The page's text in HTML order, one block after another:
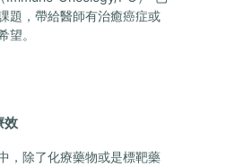
題，帶給醫師有治癒癌症或
望。
效
，除了化療藥物或是標靶藥